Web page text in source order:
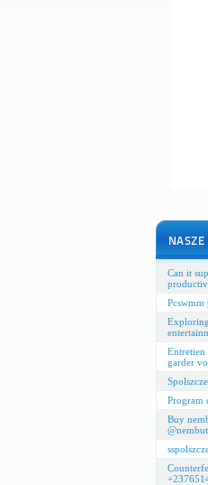
Can it
Entretien
garder
Program
Buy